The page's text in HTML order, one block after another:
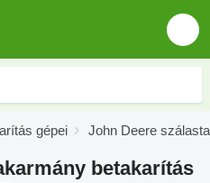
gépei John Deere
betakarítás